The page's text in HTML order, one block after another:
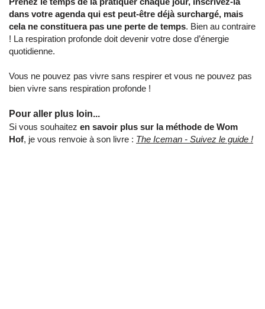
dans votre agenda qui est peut-être déjà surchargé, mais
cela ne constituera pas une perte de temps. Bien au contraire
! La respiration profonde doit devenir votre dose d’énergie
quotidienne.
Vous ne pouvez pas vivre sans respirer et vous ne pouvez pas
bien vivre sans respiration profonde !
Pour aller plus loin...
Si vous souhaitez en savoir plus sur la méthode de Wom
Hof, je vous renvoie à son livre : The Iceman - Suivez le guide !